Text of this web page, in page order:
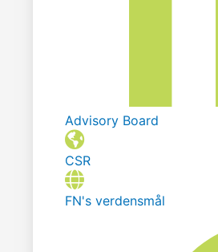
Advisory Board
CSR
FN's verdensmål